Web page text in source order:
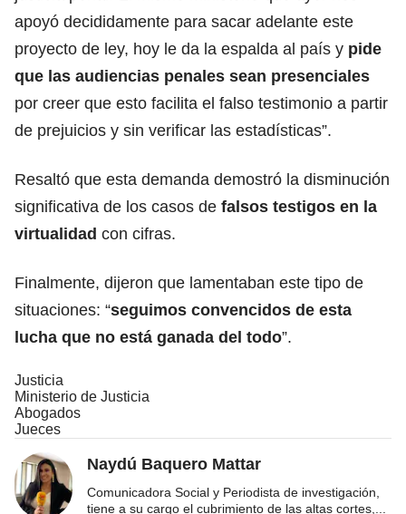
apoyó decididamente para sacar adelante este
proyecto de ley, hoy le da la espalda al país y pide
que las audiencias penales sean presenciales
por creer que esto facilita el falso testimonio a partir
de prejuicios y sin verificar las estadísticas”.
Resaltó que esta demanda demostró la disminución
significativa de los casos de falsos testigos en la
virtualidad con cifras.
Finalmente, dijeron que lamentaban este tipo de
situaciones: “seguimos convencidos de esta
lucha que no está ganada del todo”.
Justicia
Ministerio de Justicia
Abogados
Jueces
Naydú Baquero Mattar
Comunicadora Social y Periodista de investigación,
tiene a su cargo el cubrimiento de las altas cortes,